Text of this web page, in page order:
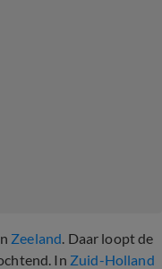
Zeeland. Daar loopt de
In Zuid-Holland